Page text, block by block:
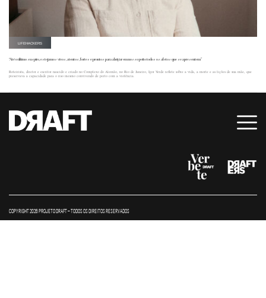
LIFEHACKERS
“Até o último suspiro, estejamos vivos, atentos, fortes e prontos para abrigar em nosso peito todos os afetos que se apresentem”
Roteirista, diretor e escritor nascido e criado no Complexo do Alemão, no Rio de Janeiro, Igor Verde reflete sobre a vida, a morte e as lições de sua mãe, que
preservava a capacidade para o riso mesmo convivendo de perto com a violência.
COPYRIGHT 2026 PROJETO DRAFT – TODOS OS DIREITOS RESERVADOS